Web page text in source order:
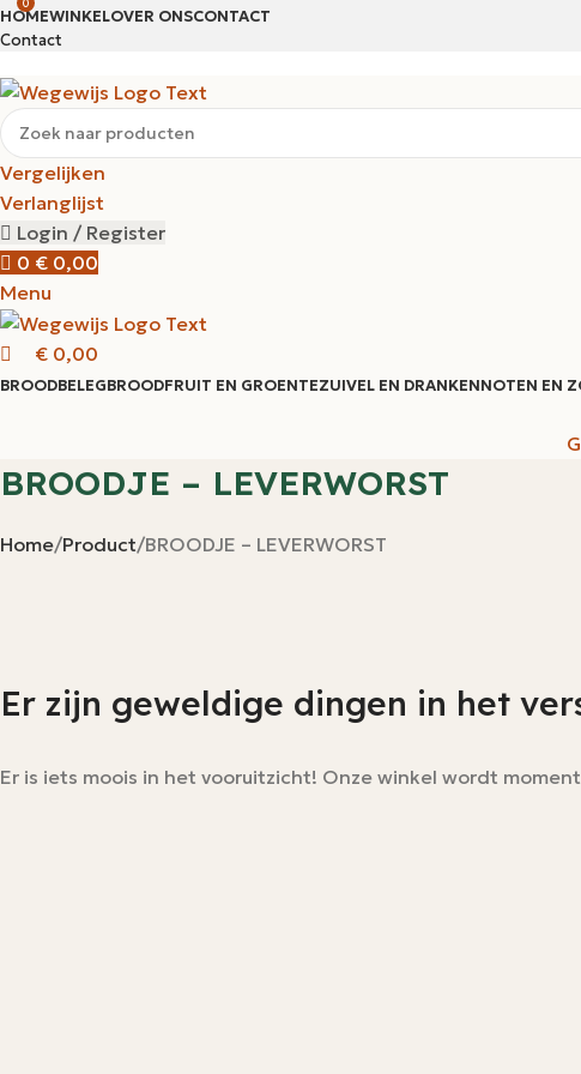
HOMEWINKELOVER ONSCONTACT
Contact
Vergelijken
Verlanglijst
Login / Register
0 € 0,00
Menu
0
€ 0,00
BROODBELEGBROODFRUIT EN GROENTEZUIVEL EN DRANKENNOTEN EN
BROODJE – LEVERWORST
Home Product BROODJE – LEVERWORST
Er zijn geweldige dingen in het
Er is iets moois in het vooruitzicht! Onze winkel wordt